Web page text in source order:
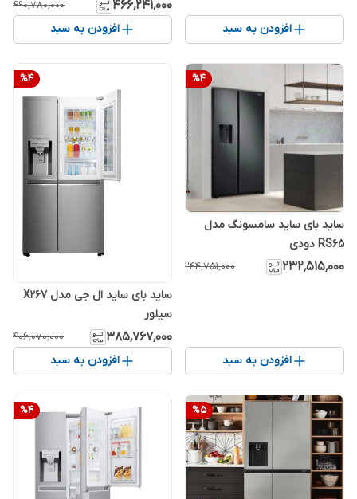
افزودن به سبد
۴۶۶٬۲۴۱٬۰۰۰ ۴۹۰٬۷۸۰٬۰۰۰
افزودن به سبد
%4
ساید بای ساید سامسونگ مدل
RS65 دودی
۲۳۲٬۵۱۵٬۰۰۰ ۲۴۴٬۷۵۱٬۰۰۰
افزودن به سبد
%4
ساید بای ساید ال جی مدل X267
سیلور
۳۸۵٬۷۶۷٬۰۰۰ ۴۰۶٬۰۷۰٬۰۰۰
افزودن به سبد
%5
%4